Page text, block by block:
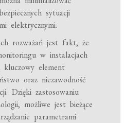
sytuacji
elektrycznymi.
rozważań jest fakt, że
w instalacjach
kluczowy element
oraz niezawodność
Dzięki zastosowaniu
możliwe jest bieżące
parametrami